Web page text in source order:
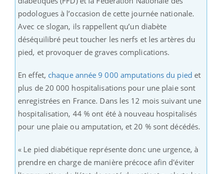
podologues à l’occasion de cette journée nationale.
Avec ce slogan, ils rappellent qu’un diabète
déséquilibré peut toucher les nerfs et les artères du
pied, et provoquer de graves complications.
En effet, chaque année 9 000 amputations du pied et
plus de 20 000 hospitalisations pour une plaie sont
enregistrées en France. Dans les 12 mois suivant une
hospitalisation, 44 % ont été à nouveau hospitalisés
pour une plaie ou amputation, et 20 % sont décédés.
« Le pied diabétique représente donc une urgence, à
prendre en charge de manière précoce afin d'éviter